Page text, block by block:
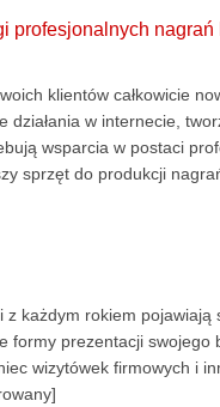
profesjonalnych
klientów całkowicie
działania w internecie,
wsparcia w postaci
sprzęt do produkcji
z każdym rokiem
formy prezentacji swojego
wizytówek firmowych i